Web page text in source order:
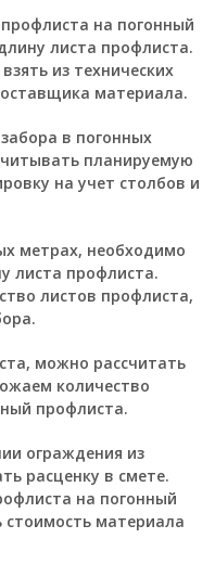
на погонный
листа профлиста.
из технических
материала.
в погонных
планируемую
на учет столбов и
метрах, необходимо
листа профлиста.
листов профлиста,
можно рассчитать
количество
профлиста.
ограждения из
расценку в смете.
на погонный
материала